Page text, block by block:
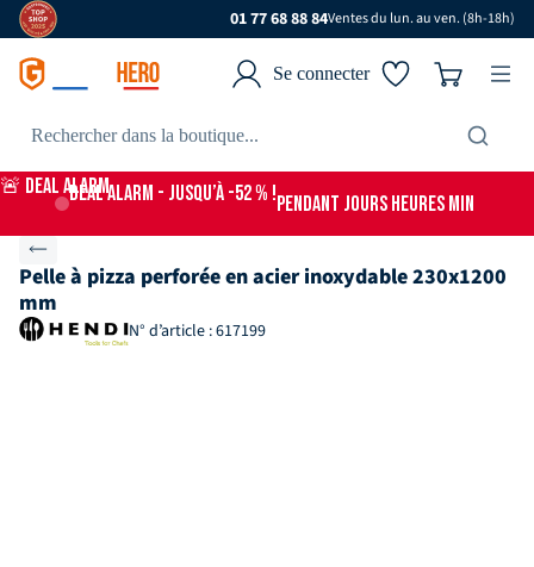
01 77 68 88 84Ventes du lun. au ven. (8h-18h)
Se connecter
🚨 DEAL ALARMDEAL ALARM - jusqu’à -52 % !PENDANT JOURS HEURES MIN
Pelle à pizza perforée en acier inoxydable 230x1200
mm
N° d’article : 617199